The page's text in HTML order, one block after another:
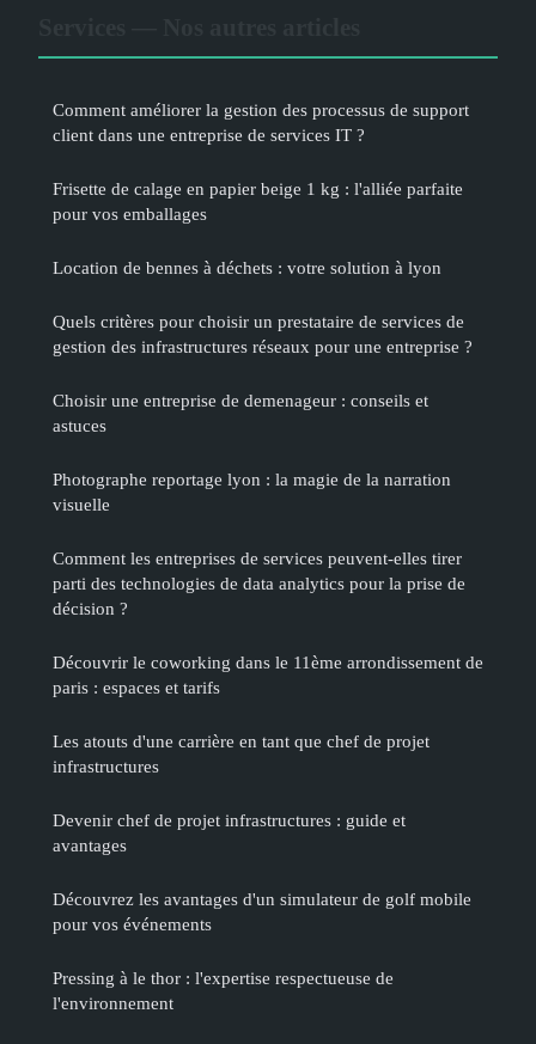
Comment améliorer la gestion des processus de support
client dans une entreprise de services IT ?
Frisette de calage en papier beige 1 kg : l'alliée parfaite
pour vos emballages
Location de bennes à déchets : votre solution à lyon
Quels critères pour choisir un prestataire de services de
gestion des infrastructures réseaux pour une entreprise ?
Choisir une entreprise de demenageur : conseils et
astuces
Photographe reportage lyon : la magie de la narration
visuelle
Comment les entreprises de services peuvent-elles tirer
parti des technologies de data analytics pour la prise de
décision ?
Découvrir le coworking dans le 11ème arrondissement de
paris : espaces et tarifs
Les atouts d'une carrière en tant que chef de projet
infrastructures
Devenir chef de projet infrastructures : guide et
avantages
Découvrez les avantages d'un simulateur de golf mobile
pour vos événements
Pressing à le thor : l'expertise respectueuse de
l'environnement